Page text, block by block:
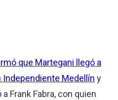
que Martegani llegó a
Independiente Medellín y
Frank Fabra, con quien